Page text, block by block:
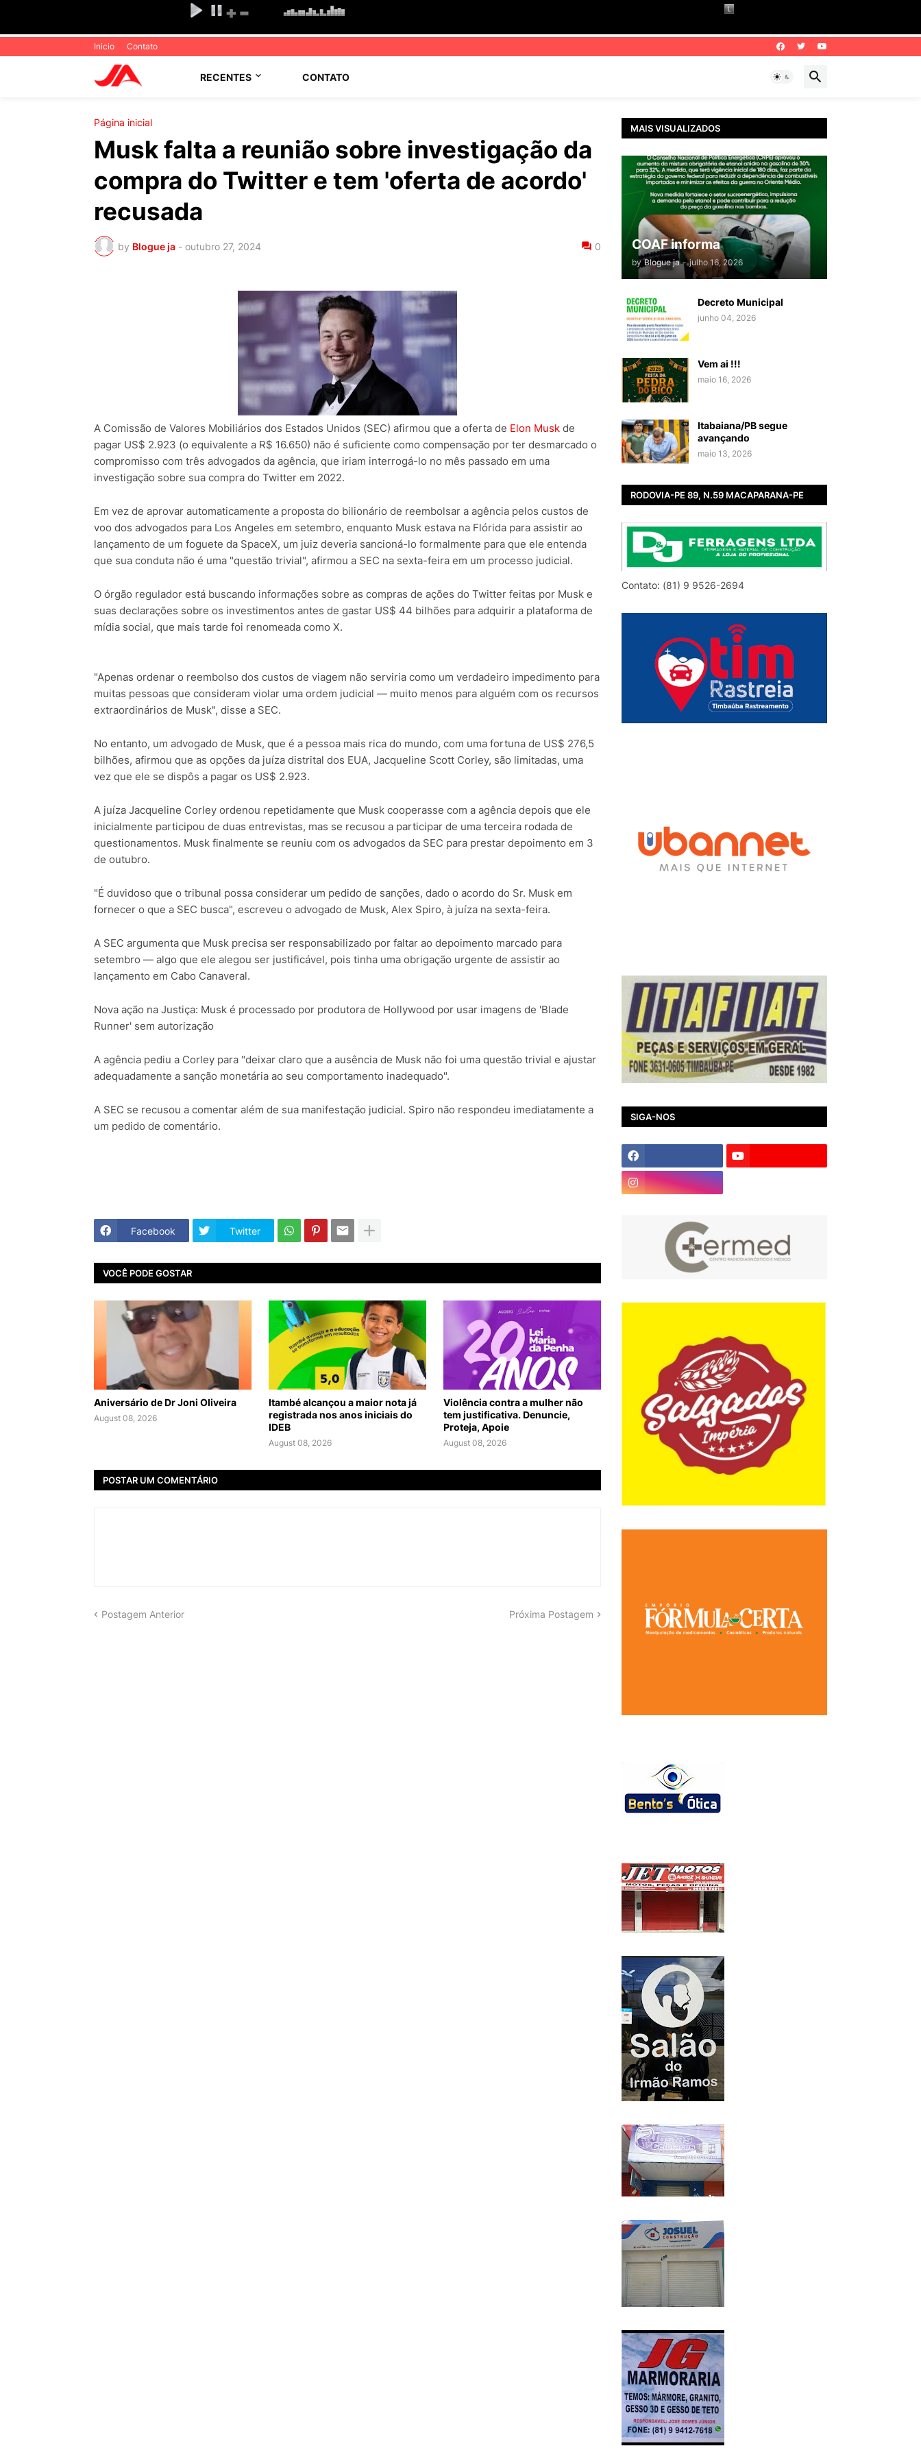
Inicio Contato
RECENTES CONTATO
Página inicial
Musk falta a reunião sobre investigação da
compra do Twitter e tem 'oferta de acordo'
recusada
by Blogue ja - outubro 27, 2024 0
A Comissão de Valores Mobiliários dos Estados Unidos (SEC) afirmou que a oferta de Elon Musk de
pagar US$ 2.923 (o equivalente a R$ 16.650) não é suficiente como compensação por ter desmarcado o
compromisso com três advogados da agência, que iriam interrogá-lo no mês passado em uma
investigação sobre sua compra do Twitter em 2022.
Em vez de aprovar automaticamente a proposta do bilionário de reembolsar a agência pelos custos de
voo dos advogados para Los Angeles em setembro, enquanto Musk estava na Flórida para assistir ao
lançamento de um foguete da SpaceX, um juiz deveria sancioná-lo formalmente para que ele entenda
que sua conduta não é uma "questão trivial", afirmou a SEC na sexta-feira em um processo judicial.
O órgão regulador está buscando informações sobre as compras de ações do Twitter feitas por Musk e
suas declarações sobre os investimentos antes de gastar US$ 44 bilhões para adquirir a plataforma de
mídia social, que mais tarde foi renomeada como X.
"Apenas ordenar o reembolso dos custos de viagem não serviria como um verdadeiro impedimento para
muitas pessoas que consideram violar uma ordem judicial — muito menos para alguém com os recursos
extraordinários de Musk", disse a SEC.
No entanto, um advogado de Musk, que é a pessoa mais rica do mundo, com uma fortuna de US$ 276,5
bilhões, afirmou que as opções da juíza distrital dos EUA, Jacqueline Scott Corley, são limitadas, uma
vez que ele se dispôs a pagar os US$ 2.923.
A juíza Jacqueline Corley ordenou repetidamente que Musk cooperasse com a agência depois que ele
inicialmente participou de duas entrevistas, mas se recusou a participar de uma terceira rodada de
questionamentos. Musk finalmente se reuniu com os advogados da SEC para prestar depoimento em 3
de outubro.
"É duvidoso que o tribunal possa considerar um pedido de sanções, dado o acordo do Sr. Musk em
fornecer o que a SEC busca", escreveu o advogado de Musk, Alex Spiro, à juíza na sexta-feira.
A SEC argumenta que Musk precisa ser responsabilizado por faltar ao depoimento marcado para
setembro — algo que ele alegou ser justificável, pois tinha uma obrigação urgente de assistir ao
lançamento em Cabo Canaveral.
Nova ação na Justiça: Musk é processado por produtora de Hollywood por usar imagens de 'Blade
Runner' sem autorização
A agência pediu a Corley para "deixar claro que a ausência de Musk não foi uma questão trivial e ajustar
adequadamente a sanção monetária ao seu comportamento inadequado".
A SEC se recusou a comentar além de sua manifestação judicial. Spiro não respondeu imediatamente a
um pedido de comentário.
Facebook Twitter
VOCÊ PODE GOSTAR
Aniversário de Dr Joni Oliveira
August 08, 2026
Itambé alcançou a maior nota já
registrada nos anos iniciais do
IDEB
August 08, 2026
Violência contra a mulher não
tem justificativa. Denuncie,
Proteja, Apoie
August 08, 2026
POSTAR UM COMENTÁRIO
Postagem Anterior Próxima Postagem
MAIS VISUALIZADOS
COAF informa
by Blogue ja - julho 16, 2026
Decreto Municipal
junho 04, 2026
Vem ai !!!
maio 16, 2026
Itabaiana/PB segue
avançando
maio 13, 2026
RODOVIA-PE 89, N.59 MACAPARANA-PE
Contato: (81) 9 9526-2694
SIGA-NOS